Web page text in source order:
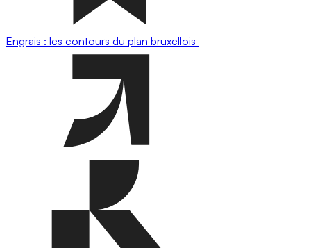
Engrais : les contours du plan bruxellois